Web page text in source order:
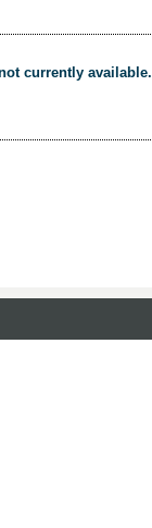
currently available.